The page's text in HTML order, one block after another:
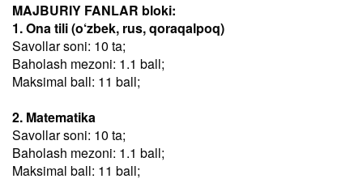
MAJBURIY FANLAR bloki:
1. Ona tili (o‘zbek, rus, qoraqalpoq)
Savollar soni: 10 ta;
Baholash mezoni: 1.1 ball;
Maksimal ball: 11 ball;
2. Matematika
Savollar soni: 10 ta;
Baholash mezoni: 1.1 ball;
Maksimal ball: 11 ball;